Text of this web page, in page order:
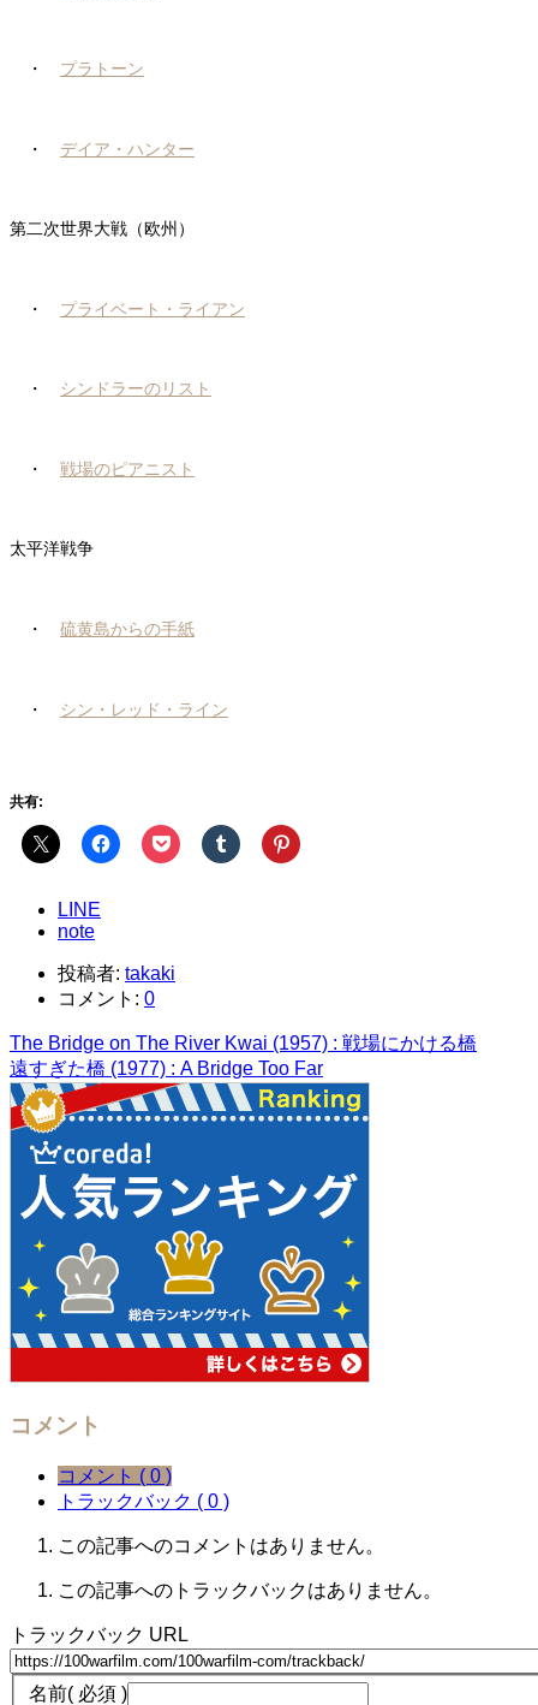
・ プラトーン
・ デイア・ハンター
第二次世界大戦（欧州）
・ プライベート・ライアン
・ シンドラーのリスト
・ 戦場のピアニスト
太平洋戦争
・ 硫黄島からの手紙
・ シン・レッド・ライン
共有:
LINE
note
投稿者: takaki
コメント: 0
The Bridge on The River Kwai (1957) : 戦場にかける橋
遠すぎた橋 (1977) : A Bridge Too Far
コメント
コメント ( 0 )
トラックバック ( 0 )
この記事へのコメントはありません。
この記事へのトラックバックはありません。
トラックバック URL
名前( 必須 )